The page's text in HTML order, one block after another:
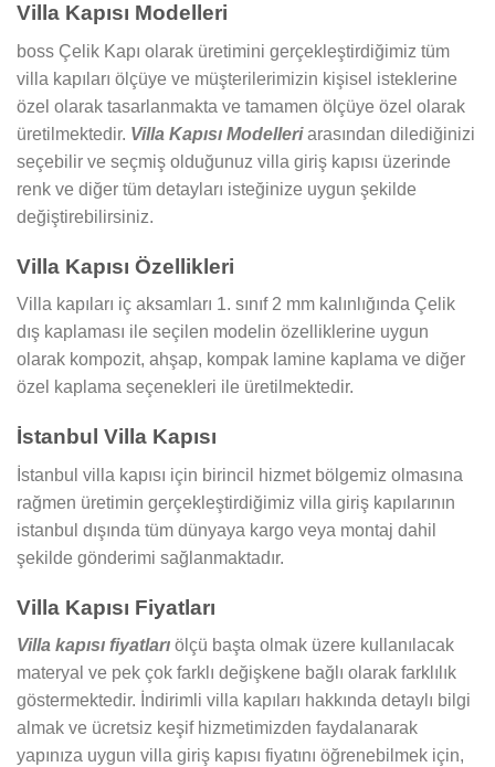
Villa Kapısı Modelleri
boss Çelik Kapı olarak üretimini gerçekleştirdiğimiz tüm
villa kapıları ölçüye ve müşterilerimizin kişisel isteklerine
özel olarak tasarlanmakta ve tamamen ölçüye özel olarak
üretilmektedir. Villa Kapısı Modelleriarasından dilediğinizi
seçebilir ve seçmiş olduğunuz villa giriş kapısı üzerinde
renk ve diğer tüm detayları isteğinize uygun şekilde
değiştirebilirsiniz.
Villa Kapısı Özellikleri
Villa kapıları iç aksamları 1. sınıf 2 mm kalınlığında Çelik
dış kaplaması ile seçilen modelin özelliklerine uygun
olarak kompozit, ahşap, kompak lamine kaplama ve diğer
özel kaplama seçenekleri ile üretilmektedir.
İstanbul Villa Kapısı
İstanbul villa kapısı için birincil hizmet bölgemiz olmasına
rağmen üretimin gerçekleştirdiğimiz villa giriş kapılarının
istanbul dışında tüm dünyaya kargo veya montaj dahil
şekilde gönderimi sağlanmaktadır.
Villa Kapısı Fiyatları
Villa kapısı fiyatları ölçü başta olmak üzere kullanılacak
materyal ve pek çok farklı değişkene bağlı olarak farklılık
göstermektedir. İndirimli villa kapıları hakkında detaylı bilgi
almak ve ücretsiz keşif hizmetimizden faydalanarak
yapınıza uygun villa giriş kapısı fiyatını öğrenebilmek için,